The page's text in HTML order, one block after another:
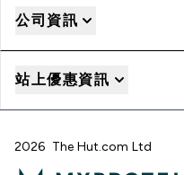
公司資訊
站上優惠資訊
2026 The Hut.com Ltd